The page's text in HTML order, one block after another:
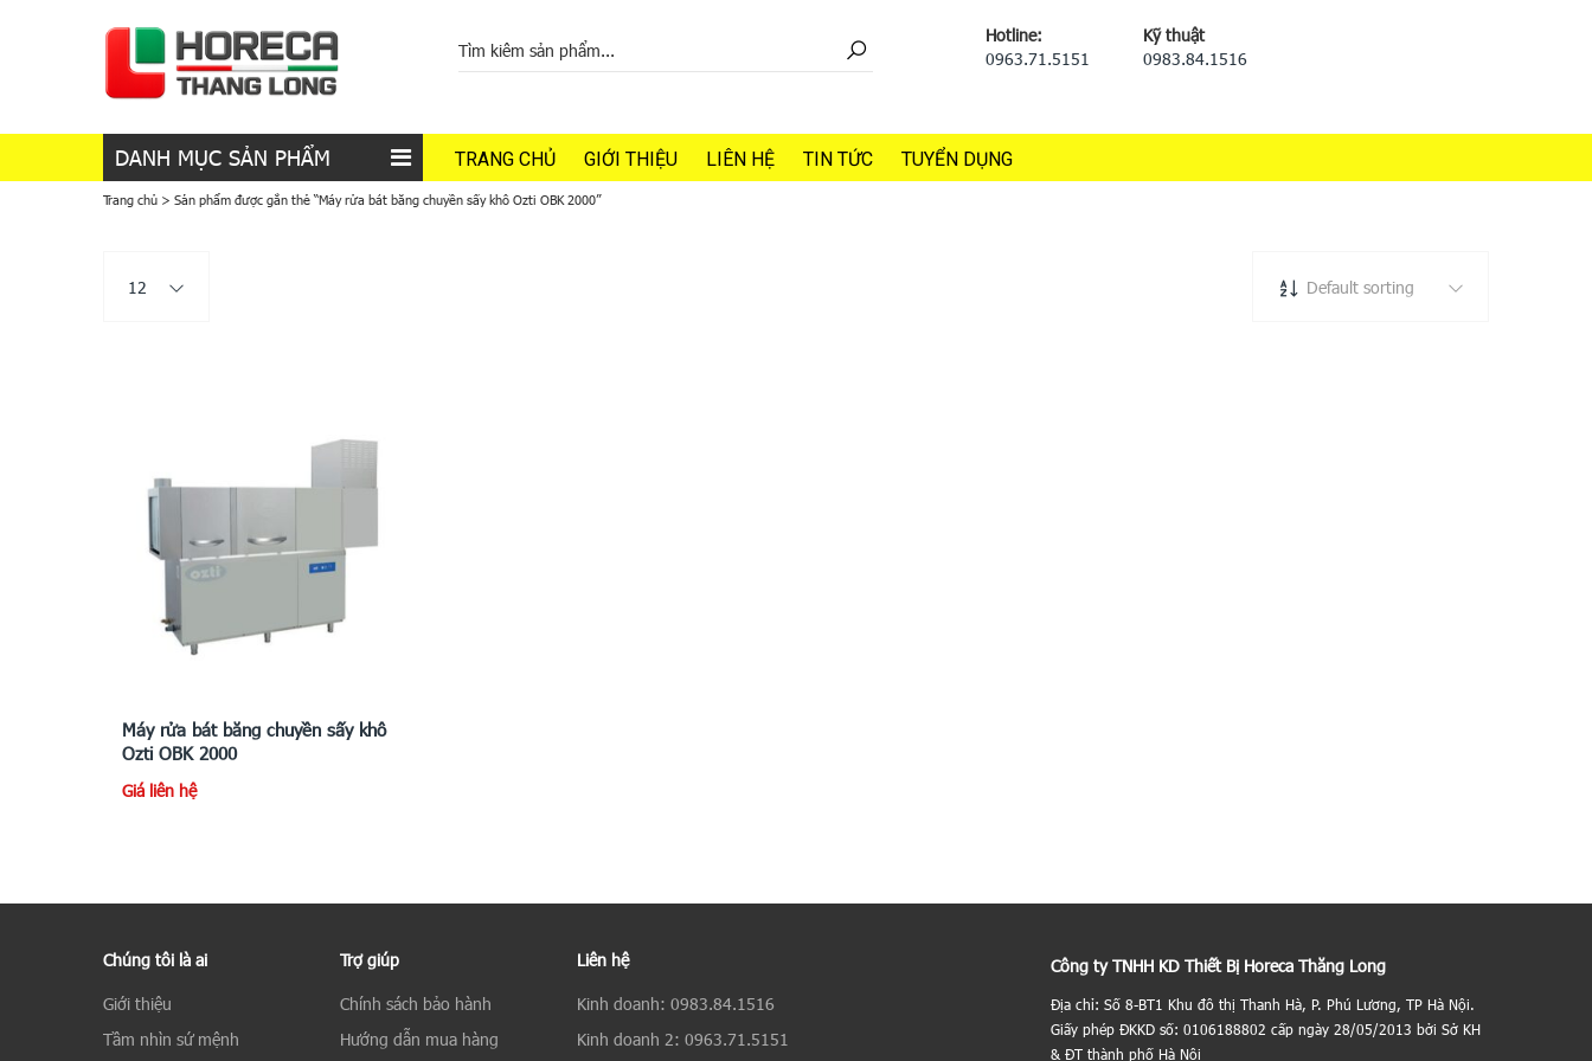
Hotline:
0963.71.5151
Kỹ thuật
0983.84.1516
DANH MỤC SẢN PHẨM TRANG CHỦ GIỚI THIỆU LIÊN HỆ TIN TỨC TUYỂN DỤNG
Trang chủ > Sản phẩm được gắn thẻ “Máy rửa bát băng chuyền sấy khô Ozti OBK 2000”
12 Default sorting
Máy rửa bát băng chuyền sấy khô
Ozti OBK 2000
Giá liên hệ
Chúng tôi là ai
Giới thiệu
Tầm nhìn sứ mệnh
Trợ giúp
Chính sách bảo hành
Hướng dẫn mua hàng
Liên hệ
Kinh doanh: 0983.84.1516
Kinh doanh 2: 0963.71.5151
Công ty TNHH KD Thiết Bị Horeca Thăng Long
Địa chỉ: Số 8-BT1 Khu đô thị Thanh Hà, P. Phú Lương, TP Hà Nội.
Giấy phép ĐKKD số: 0106188802 cấp ngày 28/05/2013 bởi Sở KH
& ĐT thành phố Hà Nội